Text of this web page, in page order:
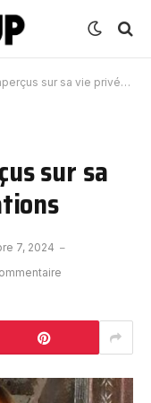
sa vie privée et ses relations
sur sa
7, 2024